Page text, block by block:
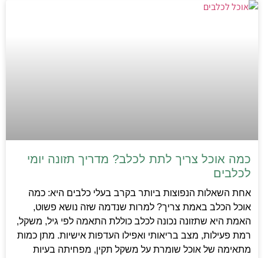
כמה אוכל צריך לתת לכלב? מדריך תזונה יומי
לכלבים
אחת השאלות הנפוצות ביותר בקרב בעלי כלבים היא: כמה
אוכל הכלב באמת צריך? למרות שנדמה שזה נושא פשוט,
האמת היא שתזונה נכונה לכלב כוללת התאמה לפי גיל, משקל,
רמת פעילות, מצב בריאותי ואפילו העדפות אישיות. מתן כמות
מתאימה של אוכל שומרת על משקל תקין, מפחיתה בעיות